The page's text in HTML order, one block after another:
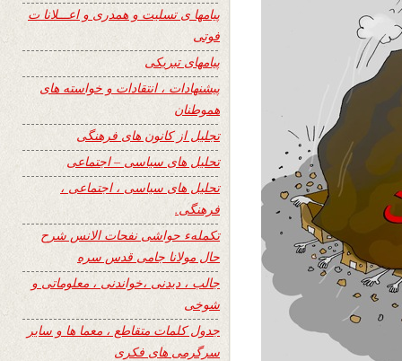
پیامها ی تسلیت و همدری و اعـــلانا ت
فوتی
پیامهای تبریکی
پیشنهادات ، انتقادات و خواسته های
هموطنان
تجلیل از کانون های فرهنگی
تحلیل های سیاسی – اجتماعی
تحلیل های سیاسی ، اجتماعی ،
فرهنگی.
تکملهء حواشی نفحات الانس شرح
حال مولانا جامی قدس سره
جالب ، دیدنی ،خواندنی ، معلوماتی و
شوخی
جدول کلمات متقاطع ، معما ها و سایر
سرگرمی های فکری